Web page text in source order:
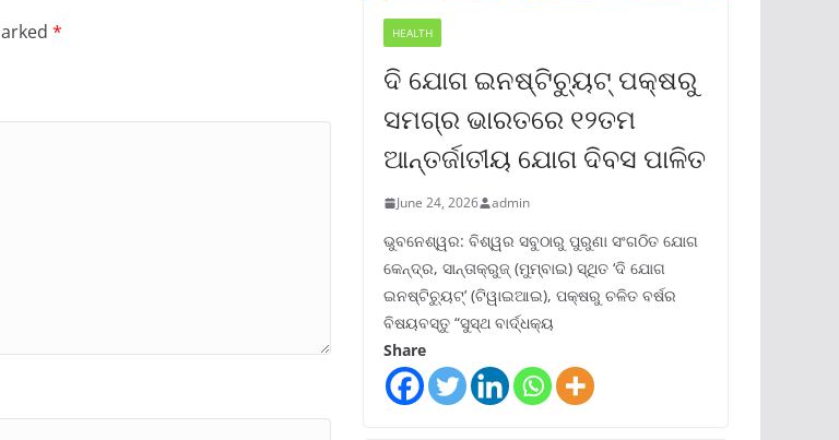
* HEALTH
ଦି ଯୋଗ ଇନଷ୍ଟିଚ୍ୟୁଟ୍ ପକ୍ଷରୁ
ସମଗ୍ର ଭାରତରେ ୧୨ତମ
ଆନ୍ତର୍ଜାତୀୟ ଯୋଗ ଦିବସ ପାଳିତ
June 24, 2026 admin
ଭୁବନେଶ୍ୱର: ବିଶ୍ୱର ସବୁଠାରୁ ପୁରୁଣା ସଂଗଠିତ ଯୋଗ
କେନ୍ଦ୍ର, ସାନ୍ତାକ୍ରୁଜ୍ (ମୁମ୍ବାଇ) ସ୍ଥିତ ‘ଦି ଯୋଗ
ଇନଷ୍ଟିଚ୍ୟୁଟ୍‌’ (ଟିୱାଇଆଇ), ପକ୍ଷରୁ ଚଳିତ ବର୍ଷର
ବିଷୟବସ୍ତୁ “ସୁସ୍ଥ ବାର୍ଦ୍ଧକ୍ୟ
Share